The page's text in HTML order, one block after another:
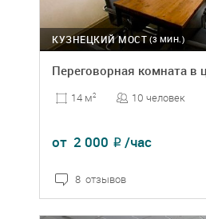
(3 МИН.)
КУЗНЕЦКИЙ МОСТ
Переговорная комната в
14 м2 10 человек
от 2 000 ₽ /час
8 отзывов